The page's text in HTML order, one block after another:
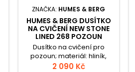
ZNAČKA: HUMES & BERG
HUMES & BERG DUSÍTKO
NA CVIČENÍ NEW STONE
LINED 268 POZOUN
Dusítko na cvičení pro
pozoun; materiál: hliník,
červeno/bíle lakovaný.
2 090 Kč